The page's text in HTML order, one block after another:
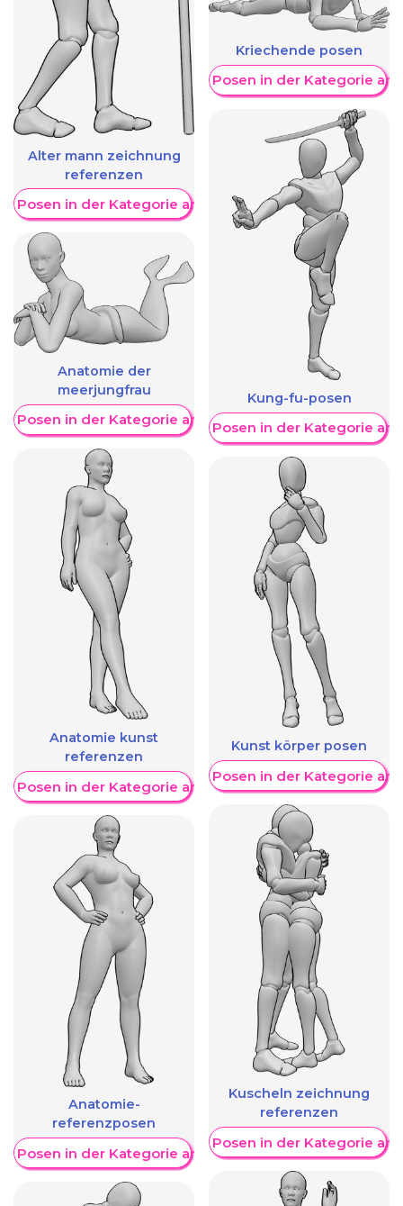
Alter mann zeichnung
referenzen
Posen in der Kategorie anzeigen
Anatomie der
meerjungfrau
Posen in der Kategorie anzeigen
Anatomie kunst
referenzen
Posen in der Kategorie anzeigen
Anatomie-
referenzposen
Posen in der Kategorie anzeigen
Kriechende posen
Weitere Posen in der Kategorie
Kung-fu-posen
Weitere Posen in der Kategorie
Kunst körper posen
Weitere Posen in der Kategorie
Kuscheln zeichnung
referenzen
Weitere Posen in der Kategorie